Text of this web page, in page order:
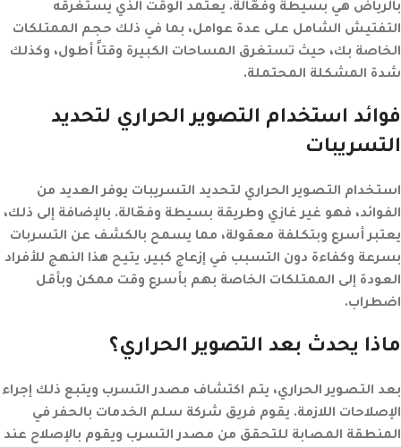
بالرياض هي بسيطة وفعّالة. يعتمد الوقت الذي يستغرقه
التفتيش الشامل على عدة عوامل، بما في ذلك حجم الممتلكات
الخاصة بك، حيث تستغرق المساحات الكبيرة وقتاً أطول، وكذلك
شدة المشكلة المحتملة.
فوائد استخدام التصوير الحراري لتحديد
التسريبات
استخدام التصوير الحراري لتحديد التسريبات يوفر العديد من
الفوائد، فهو غير غازي وطريقة بسيطة وفعّالة. بالإضافة إلى ذلك،
يعتبر أسرع وبتكلفة معقولة، مما يسمح بالكشف عن التسربات
بسرعة وكفاءة دون التسبب في إزعاج كبير. يتيح هذا النهج للأفراد
العودة إلى الممتلكات الخاصة بهم بأسرع وقت ممكن وبأقل
اضطراب.
ماذا يحدث بعد التصوير الحراري؟
بعد التصوير الحراري، يتم اكتشاف مصدر التسرب ويتبع ذلك إجراء
الإصلاحات اللازمة. يقوم فريق شركة سلم الخدمات بالحفر في
المنطقة المصابة للتحقق من مصدر التسرب ويقوم بالإصلاح عند